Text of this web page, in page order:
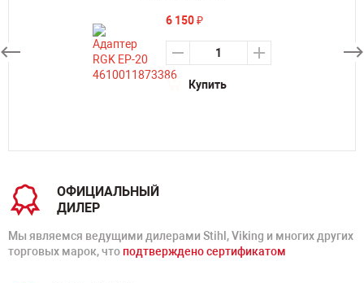
6 150₽
Купить
ОФИЦИАЛЬНЫЙ
ДИЛЕР
Мы являемся ведущими дилерами Stihl, Viking и многих других
торговых марок, что подтверждено сертификатом